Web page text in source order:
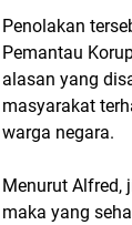
Penolakan
Pemantau
alasan yang
masyarakat
warga negara.
Menurut Alfred,
maka yang